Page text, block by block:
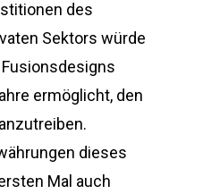
des
Sektors würde
ermöglicht, den
dieses
Mal auch